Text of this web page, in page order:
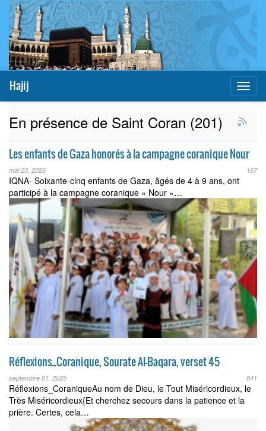
Hajij
En présence de Saint Coran (201)
Les enfants de Gaza honorés à la campagne coranique Nour
mai 23, 2026 167
IQNA- Soixante-cinq enfants de Gaza, âgés de 4 à 9 ans, ont
participé à la campagne coranique « Nour »…
Réflexions_Coranique, Sourate Al-Baqara, verset 45
septembre 01, 2025 841
Réflexions_CoraniqueAu nom de Dieu, le Tout Miséricordieux, le
Très Miséricordieux{Et cherchez secours dans la patience et la
prière. Certes, cela…